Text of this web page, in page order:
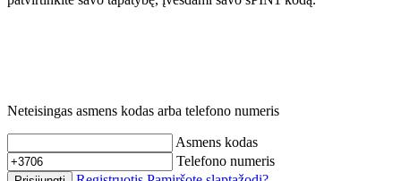
Neteisingas asmens kodas arba telefono numeris
Asmens kodas
Telefono numeris